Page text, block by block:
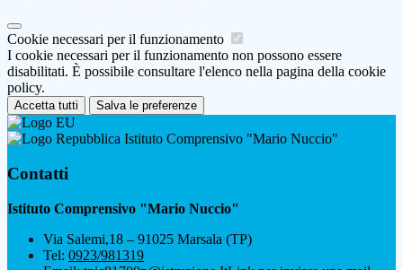
Cookie necessari per il funzionamento
I cookie necessari per il funzionamento non possono essere
disabilitati. È possibile consultare l'elenco nella pagina della cookie
policy.
Accetta tutti Salva le preferenze
Istituto Comprensivo "Mario Nuccio"
Contatti
Istituto Comprensivo "Mario Nuccio"
Via Salemi,18 – 91025 Marsala (TP)
Tel: 0923/981319